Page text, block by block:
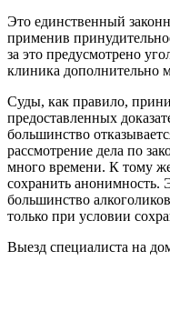
Это единственный
применив
за это предусмотрено
клиника дополнительно
Суды, как правило,
предоставленных
большинство
рассмотрение дела по
много времени. К тому
сохранить анонимность.
большинство
только при условии
Выезд специалиста на